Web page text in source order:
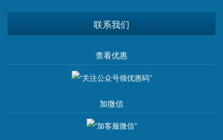
联系我们
查看优惠
加微信